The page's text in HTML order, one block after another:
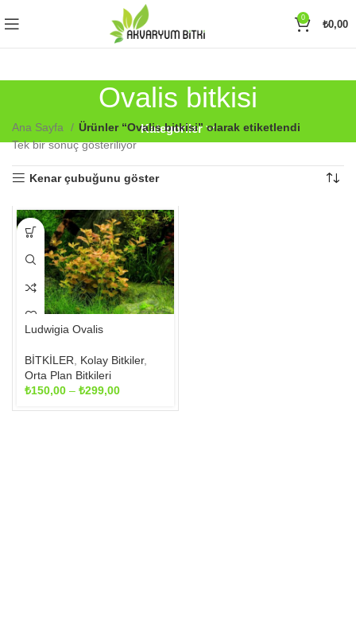
0
₺0,00
Ovalis bitkisi
Kategoriler
Ana Sayfa
Ürünler “Ovalis bitkisi” olarak etiketlendi
Tek bir sonuç gösteriliyor
Kenar çubuğunu göster
Bu
ürünün
birden
varyasyonu
Seçenekler
ürün
seçilebilir
Ludwigia Ovalis
BİTKİLER, Kolay Bitkiler,
Orta Plan Bitkileri
₺150,00 – ₺299,00Fiyat